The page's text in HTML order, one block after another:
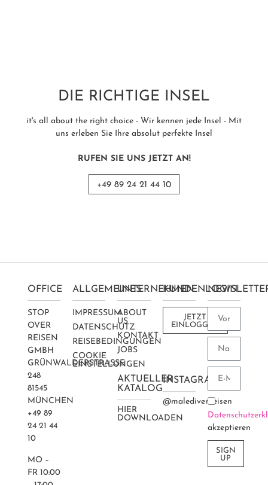
DIE RICHTIGE INSEL
it's all about the right choice - Wir kennen jede Insel - Mit
uns erleben Sie Ihre absolut perfekte Insel
RUFEN SIE UNS JETZT AN!
+49 89 24 21 44 10
OFFICE
STOP
OVER
REISEN
GMBH
GRÜNWALDERSTRASSE 2
48
81545
MÜNCHEN
+49 89
24 21 44
10
MO –
FR 10:00
ALLGEMEINES
IMPRESSUM
DATENSCHUTZ
REISEBEDINGUNGEN
COOKIE
EINSTELLUNGEN
UNTERNEHMEN
ABOUT
US
KONTAKT
JOBS
AKTUELLER
KATALOG
HIER
DOWNLOADEN
KUNDENLOGIN
JETZT
EINLOGGEN
INSTAGRAM
@maledivenreisen
akzeptieren
SIGN
UP